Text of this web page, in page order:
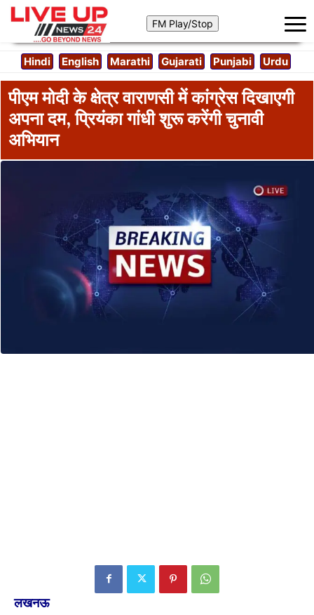
Hindi English Marathi Gujarati Punjabi Urdu
पीएम मोदी के क्षेत्र वाराणसी में कांग्रेस दिखाएगी
अपना दम, प्रियंका गांधी शुरू करेंगी चुनावी
अभियान
लखनऊ